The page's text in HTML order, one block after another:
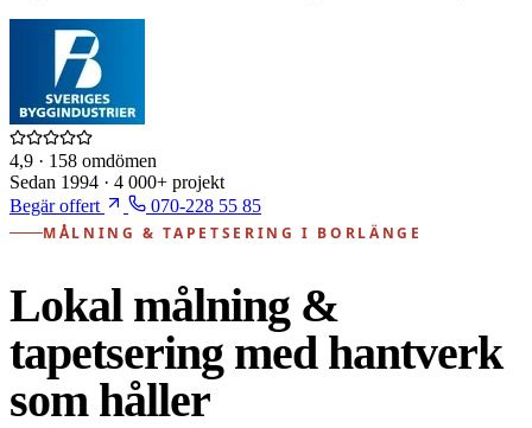
4,9 · 158 omdömen
Sedan 1994 · 4 000+ projekt
Begär offert
070-228 55 85
MÅLNING & TAPETSERING I BORLÄNGE
Lokal målning &
tapetsering med hantverk
som håller